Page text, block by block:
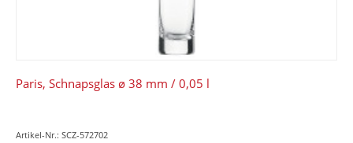
Paris, Schnapsglas ø 38 mm / 0,05 l
Artikel-Nr.: SCZ-572702